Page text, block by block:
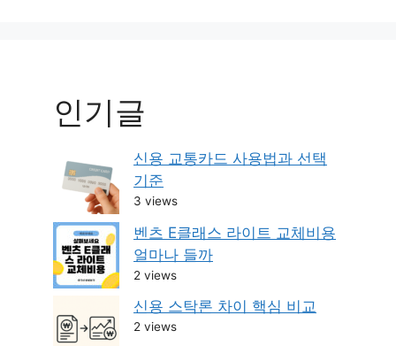
인기글
신용 교통카드 사용법과 선택
기준
3 views
벤츠 E클래스 라이트 교체비용
얼마나 들까
2 views
신용 스탁론 차이 핵심 비교
2 views